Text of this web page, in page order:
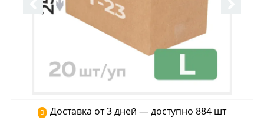
Доставка от 3 дней — доступно 884 шт